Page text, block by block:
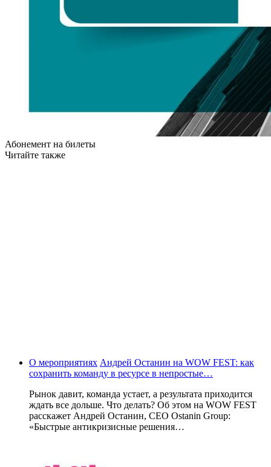
Абонемент на билеты
Читайте также
О мероприятиях Андрей Останин на WOW FEST: как
сохранить команду в ресурсе в непростые…
Рынок давит, команда устает, а результата приходится
ждать все дольше. Что делать? Об этом на WOW FEST
расскажет Андрей Останин, CEO Ostanin Group:
«Быстрые антикризисные решения…